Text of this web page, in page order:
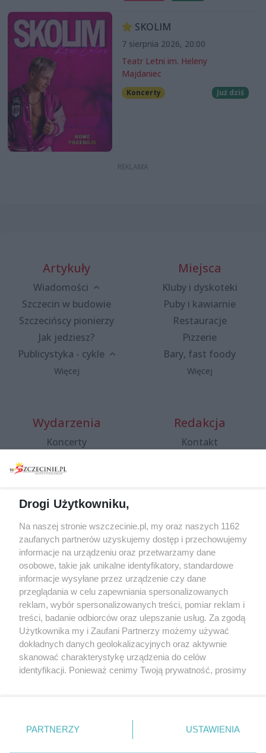
SKOLIM
7 sierpnia 2026, 20:00
Teatr Letni im. Heleny
Majdaniec
Koncerty Już dziś
Artykuły
Wiadomości
Szczecin w budowie
Szczecińscy pionierzy
Jak jedziesz?
Publicystyka - cykle
Więcej
Miejsca
Kluby i dyskoteki
Puby i kawiarnie
Restauracje
Pizzerie
Bary, fast foody
Więcej
Wydarzenia
Koncerty
Spacery i oprowadzania
targi
Wernisaże
Więcej
Redakcja
Kontakt
Specjalny koncert z okazji
20. urodzin portalu
wSzczecinie.pl
Regulamin konkursów
śniadaniówka "Hej
Szczecin! Jest piątek!"
Partnerzy
Praca Szczecin
Drogi Użytkowniku,
Na naszej stronie wszczecinie.pl, my oraz naszych 1162
zaufanych partnerów uzyskujemy dostęp i przechowujemy
informacje na urządzeniu oraz przetwarzamy dane
osobowe, takie jak unikalne identyfikatory, standardowe
informacje wysyłane przez urządzenie czy dane
przeglądania w celu zapewniania spersonalizowanych
reklam, wybór spersonalizowanych treści, pomiar reklam i
treści, badanie odbiorców oraz ulepszanie usług. Za zgodą
Użytkownika my i Zaufani Partnerzy możemy używać
dokładnych danych geolokalizacyjnych oraz aktywnie
skanować charakterystykę urządzenia do celów
identyfikacji. Ponieważ cenimy Twoją prywatność, prosimy
prywatności znajdujący się w lewym dolnym rogu strony
. Niektóre rodzaje przetwarzania danych nie wymagają
PARTNERZY USTAWIENIA